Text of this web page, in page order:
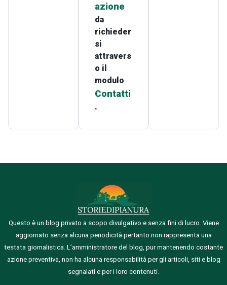
azione
da
richieder
si
attravers
o il
modulo
Contatti
.
Questo è un blog privato a scopo divulgativo e senza fini di lucro. Viene
aggiornato senza alcuna periodicità pertanto non rappresenta una
testata giornalistica. L’amministratore del blog, pur mantenendo costante
azione preventiva, non ha alcuna responsabilità per gli articoli, siti e blog
segnalati e per i loro contenuti.